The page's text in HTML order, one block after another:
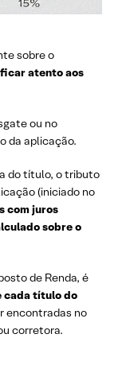
sobre o
atento aos
ou no
da aplicação.
do título, o tributo
(iniciado no
com juros
sobre o
de Renda, é
cada título do
encontradas no
corretora.